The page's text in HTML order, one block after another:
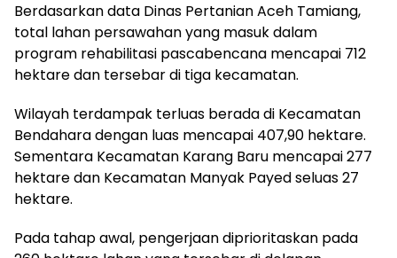
Berdasarkan data Dinas Pertanian Aceh Tamiang,
total lahan persawahan yang masuk dalam
program rehabilitasi pascabencana mencapai 712
hektare dan tersebar di tiga kecamatan.
Wilayah terdampak terluas berada di Kecamatan
Bendahara dengan luas mencapai 407,90 hektare.
Sementara Kecamatan Karang Baru mencapai 277
hektare dan Kecamatan Manyak Payed seluas 27
hektare.
Pada tahap awal, pengerjaan diprioritaskan pada